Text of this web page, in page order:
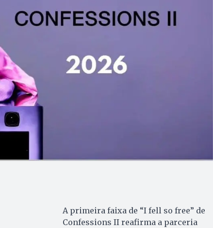
A primeira faixa de “I fell so free” de
Confessions II reafirma a parceria